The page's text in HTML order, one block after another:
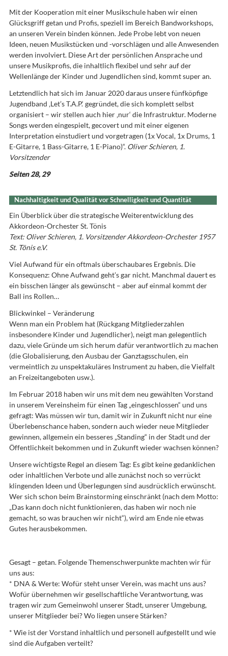
Mit der Kooperation mit einer Musikschule haben wir einen
Glücksgriff getan und Profis, speziell im Bereich Bandworkshops,
an unseren Verein binden können. Jede Probe lebt von neuen
Ideen, neuen Musikstücken und -vorschlägen und alle Anwesenden
werden involviert. Diese Art der persönlichen Ansprache und
unsere Musikprofis, die inhaltlich flexibel und sehr auf der
Wellenlänge der Kinder und Jugendlichen sind, kommt super an.
Letztendlich hat sich im Januar 2020 daraus unsere fünfköpfige
Jugendband ‚Let’s T.A.P.‘ gegründet, die sich komplett selbst
organisiert – wir stellen auch hier ‚nur‘ die Infrastruktur. Moderne
Songs werden eingespielt, gecovert und mit einer eigenen
Interpretation einstudiert und vorgetragen (1x Vocal, 1x Drums, 1
E-Gitarre, 1 Bass-Gitarre, 1 E-Piano)“. Oliver Schieren, 1.
Vorsitzender
Seiten 28, 29
Nachhaltigkeit und Qualität vor Schnelligkeit und Quantität
Ein Überblick über die strategische Weiterentwicklung des
Akkordeon-Orchester St. Tönis
Text: Oliver Schieren, 1. Vorsitzender Akkordeon-Orchester 1957
St. Tönis e.V.
Viel Aufwand für ein oftmals überschaubares Ergebnis. Die
Konsequenz: Ohne Aufwand geht’s gar nicht. Manchmal dauert es
ein bisschen länger als gewünscht – aber auf einmal kommt der
Ball ins Rollen…
Blickwinkel – Veränderung
Wenn man ein Problem hat (Rückgang Mitgliederzahlen
insbesondere Kinder und Jugendlicher), neigt man gelegentlich
dazu, viele Gründe um sich herum dafür verantwortlich zu machen
(die Globalisierung, den Ausbau der Ganztagsschulen, ein
vermeintlich zu unspektakuläres Instrument zu haben, die Vielfalt
an Freizeitangeboten usw.).
Im Februar 2018 haben wir uns mit dem neu gewählten Vorstand
in unserem Vereinsheim für einen Tag „eingeschlossen“ und uns
gefragt: Was müssen wir tun, damit wir in Zukunft nicht nur eine
Überlebenschance haben, sondern auch wieder neue Mitglieder
gewinnen, allgemein ein besseres „Standing“ in der Stadt und der
Öffentlichkeit bekommen und in Zukunft wieder wachsen können?
Unsere wichtigste Regel an diesem Tag: Es gibt keine gedanklichen
oder inhaltlichen Verbote und alle zunächst noch so verrückt
klingenden Ideen und Überlegungen sind ausdrücklich erwünscht.
Wer sich schon beim Brainstorming einschränkt (nach dem Motto:
„Das kann doch nicht funktionieren, das haben wir noch nie
gemacht, so was brauchen wir nicht“), wird am Ende nie etwas
Gutes herausbekommen.
Gesagt – getan. Folgende Themenschwerpunkte machten wir für
uns aus:
* DNA & Werte: Wofür steht unser Verein, was macht uns aus?
Wofür übernehmen wir gesellschaftliche Verantwortung, was
tragen wir zum Gemeinwohl unserer Stadt, unserer Umgebung,
unserer Mitglieder bei? Wo liegen unsere Stärken?
* Wie ist der Vorstand inhaltlich und personell aufgestellt und wie
sind die Aufgaben verteilt?